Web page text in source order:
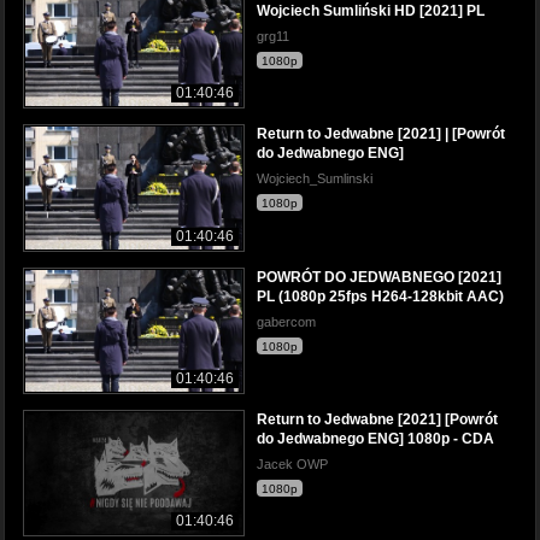
01:40:46
Wojciech Sumliński HD [2021] PL
grg11
1080p
01:40:46
Return to Jedwabne [2021] | [Powrót
do Jedwabnego ENG]
Wojciech_Sumlinski
1080p
01:40:46
POWRÓT DO JEDWABNEGO [2021]
PL (1080p 25fps H264-128kbit AAC)
gabercom
1080p
01:40:46
Return to Jedwabne [2021] [Powrót
do Jedwabnego ENG] 1080p - CDA
Jacek OWP
1080p